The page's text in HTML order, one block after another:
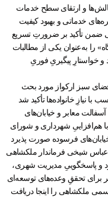
و ارتقای سطح خدمات
خدماتی و بهبود کیفیت
ضمن تأکید بر ضرورتِ تسریع
را به‌عنوان یکی از مطالبات
پیگیریِ فوریِ
سبز ارکواز مورد بحث
نیازِ خانواده‌ها تأکید شد
معابر و خیابان‌های
هم‌افزاییِ شهرداری و شورای
فرسوده صورت پذیرد
شیخی فرماندار ملکشاهی
و پاسخگوییِ مدیریت شهری،
برای تحققِ وعده‌های توسعه‌ای
ملکشاهی را اینجا دریافت